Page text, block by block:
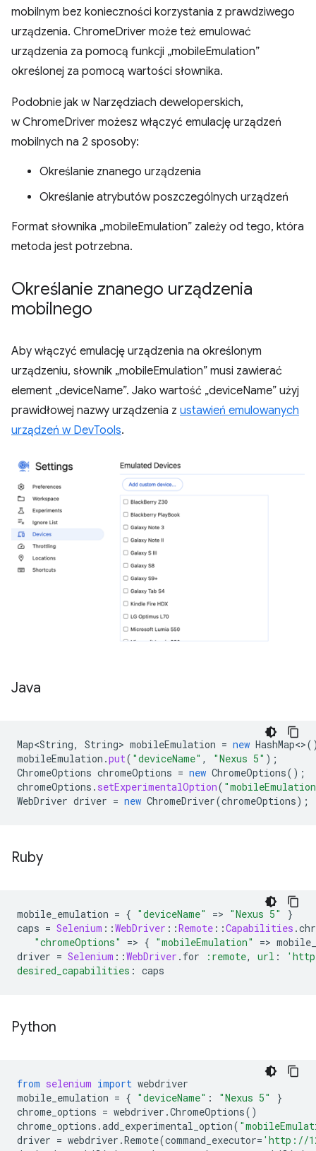
mobilnym bez konieczności korzystania z prawdziwego
urządzenia. ChromeDriver może też emulować
urządzenia za pomocą funkcji „mobileEmulation”
określonej za pomocą wartości słownika.
Podobnie jak w Narzędziach deweloperskich,
w ChromeDriver możesz włączyć emulację urządzeń
mobilnych na 2 sposoby:
Określanie znanego urządzenia
Określanie atrybutów poszczególnych urządzeń
Format słownika „mobileEmulation” zależy od tego, która
metoda jest potrzebna.
Określanie znanego urządzenia
mobilnego
Aby włączyć emulację urządzenia na określonym
urządzeniu, słownik „mobileEmulation” musi zawierać
element „deviceName”. Jako wartość „deviceName” użyj
prawidłowej nazwy urządzenia z ustawień emulowanych
urządzeń w DevTools.
Java
Map<String, String> mobileEmulation = new HashMap<>
mobileEmulation .put( "deviceName" , "Nexus 5" );
ChromeOptions chromeOptions = new ChromeOptions();
chromeOptions . setExperimentalOption(
WebDriver driver = new ChromeDriver(chromeOptions);
Ruby
mobile_emulation = { "deviceName" => "Nexus 5"
}
caps = Selenium ::WebDriver ::Remote ::Capabilities .
"chromeOptions"
=> { "mobileEmulation" =>
driver = Selenium ::WebDriver . for :remote, url :
desired_capabilities : caps
Python
from selenium import webdriver
mobile_emulation = { "deviceName" : "Nexus 5"
}
chrome_options = webdriver .ChromeOptions()
chrome_options .add_experimental_option(
driver = webdriver .Remote(command_executor= 'http://